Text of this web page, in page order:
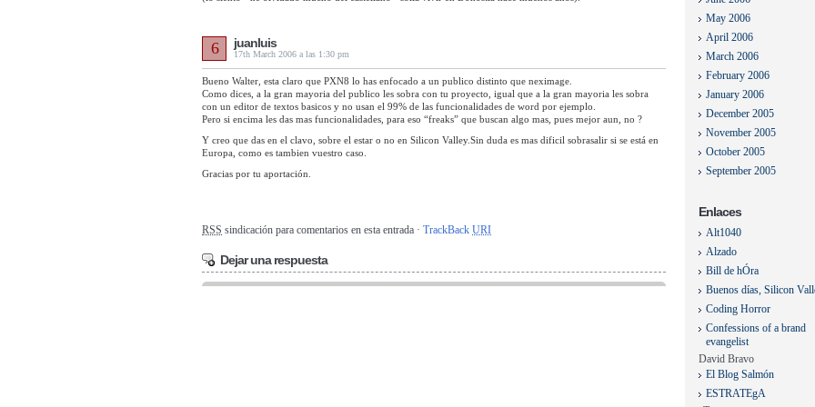
juanluis
17th March 2006 a las 1:30 pm
6
Bueno Walter, esta claro que PXN8 lo has enfocado a un publico distinto que neximage.
Como dices, a la gran mayoria del publico les sobra con tu proyecto, igual que a la gran mayoria les sobra
con un editor de textos basicos y no usan el 99% de las funcionalidades de word por ejemplo.
Pero si encima les das mas funcionalidades, para eso “freaks” que buscan algo mas, pues mejor aun, no ?
Y creo que das en el clavo, sobre el estar o no en Silicon Valley.Sin duda es mas dificil sobrasalir si se está en
Europa, como es tambien vuestro caso.
Gracias por tu aportación.
RSS sindicación para comentarios en esta entrada · TrackBack URI
Dejar una respuesta
May 2006
April 2006
March 2006
February 2006
January 2006
December 2005
November 2005
October 2005
September 2005
Enlaces
Alt1040
Alzado
Bill de hÓra
Buenos días, Silicon
Coding Horror
Confessions of a brand
evangelist
David Bravo
El Blog Salmón
ESTRATEgA